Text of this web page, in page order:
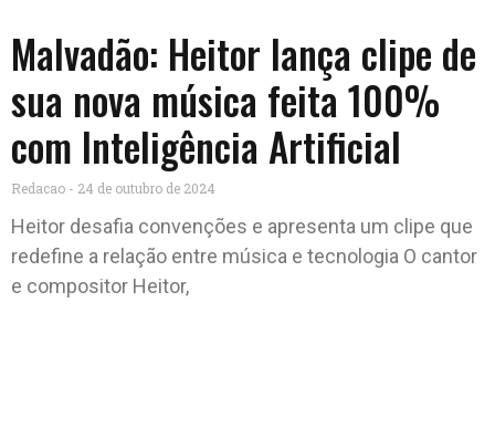
Malvadão: Heitor lança clipe de
sua nova música feita 100%
com Inteligência Artificial
Redacao 24 de outubro de 2024
Heitor desafia convenções e apresenta um clipe que
redefine a relação entre música e tecnologia O cantor
e compositor Heitor,